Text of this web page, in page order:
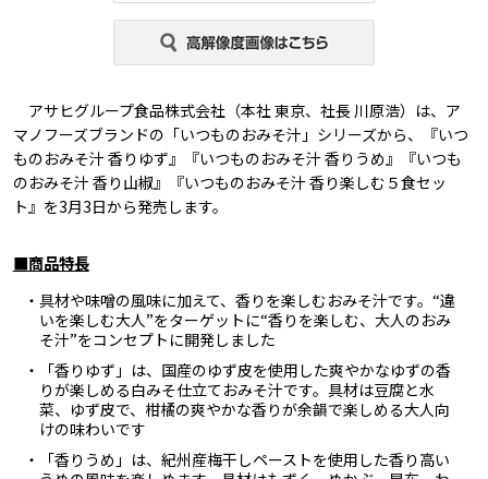
アサヒグループ食品株式会社（本社 東京、社長 川原浩）は、ア
マノフーズブランドの「いつものおみそ汁」シリーズから、『いつ
ものおみそ汁 香りゆず』『いつものおみそ汁 香りうめ』『いつも
のおみそ汁 香り山椒』『いつものおみそ汁 香り楽しむ５食セッ
ト』を3月3日から発売します。
■商品特長
・具材や味噌の風味に加えて、香りを楽しむおみそ汁です。“違
いを楽しむ大人”をターゲットに“香りを楽しむ、大人のおみ
そ汁”をコンセプトに開発しました
・「香りゆず」は、国産のゆず皮を使用した爽やかなゆずの香
りが楽しめる白みそ仕立ておみそ汁です。具材は豆腐と水
菜、ゆず皮で、柑橘の爽やかな香りが余韻で楽しめる大人向
けの味わいです
・「香りうめ」は、紀州産梅干しペーストを使用した香り高い